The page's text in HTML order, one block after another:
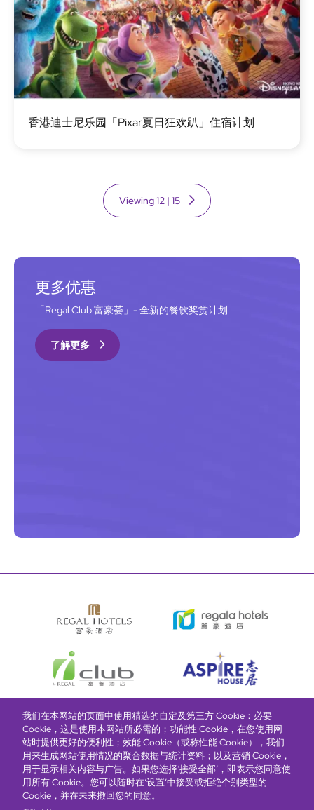
香港迪士尼乐园「Pixar夏日狂欢趴」住宿计划
Viewing12 | 15
更多优惠
「Regal Club 富豪荟」- 全新的餐饮奖赏计划
了解更多
Bottom
menu
选择酒店我们的品牌推广与优惠奖励计划e-shop
管理层简介
抢先一步，掌握最新资讯！
我们在本网站的页面中使用精选的自定及第三方 Cookie：必要
Cookie，这是使用本网站所必需的；功能性 Cookie，在您使用网
站时提供更好的便利性；效能 Cookie（或称性能 Cookie），我们
用来生成网站使用情况的聚合数据与统计资料；以及营销 Cookie，
用于显示相关内容与广告。如果您选择‘接受全部’，即表示您同意使
用所有 Cookie。您可以随时在‘设置’中接受或拒绝个别类型的
Cookie，并在未来撤回您的同意。